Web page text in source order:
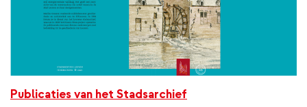
Publicaties van het Stadsarchief